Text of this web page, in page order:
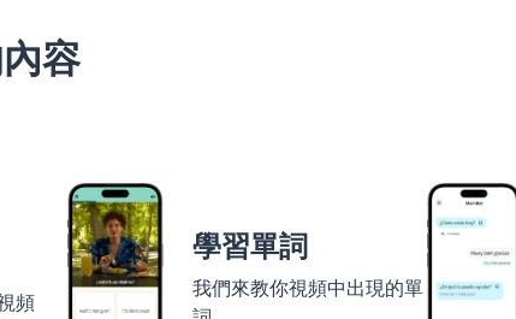
容
頻
學習單詞
我們來教你視頻中出現的單